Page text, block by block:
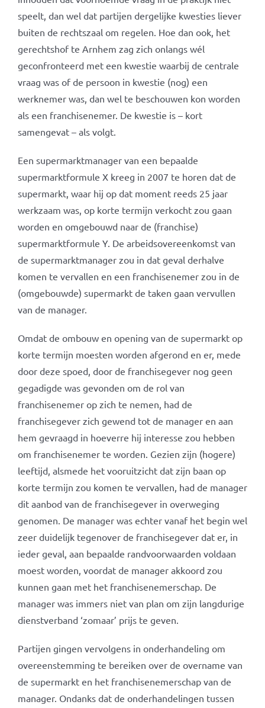
speelt, dan wel dat partijen dergelijke kwesties liever
buiten de rechtszaal om regelen. Hoe dan ook, het
gerechtshof te Arnhem zag zich onlangs wél
geconfronteerd met een kwestie waarbij de centrale
vraag was of de persoon in kwestie (nog) een
werknemer was, dan wel te beschouwen kon worden
als een franchisenemer. De kwestie is – kort
samengevat – als volgt.
Een supermarktmanager van een bepaalde
supermarktformule X kreeg in 2007 te horen dat de
supermarkt, waar hij op dat moment reeds 25 jaar
werkzaam was, op korte termijn verkocht zou gaan
worden en omgebouwd naar de (franchise)
supermarktformule Y. De arbeidsovereenkomst van
de supermarktmanager zou in dat geval derhalve
komen te vervallen en een franchisenemer zou in de
(omgebouwde) supermarkt de taken gaan vervullen
van de manager.
Omdat de ombouw en opening van de supermarkt op
korte termijn moesten worden afgerond en er, mede
door deze spoed, door de franchisegever nog geen
gegadigde was gevonden om de rol van
franchisenemer op zich te nemen, had de
franchisegever zich gewend tot de manager en aan
hem gevraagd in hoeverre hij interesse zou hebben
om franchisenemer te worden. Gezien zijn (hogere)
leeftijd, alsmede het vooruitzicht dat zijn baan op
korte termijn zou komen te vervallen, had de manager
dit aanbod van de franchisegever in overweging
genomen. De manager was echter vanaf het begin wel
zeer duidelijk tegenover de franchisegever dat er, in
ieder geval, aan bepaalde randvoorwaarden voldaan
moest worden, voordat de manager akkoord zou
kunnen gaan met het franchisenemerschap. De
manager was immers niet van plan om zijn langdurige
dienstverband ‘zomaar’ prijs te geven.
Partijen gingen vervolgens in onderhandeling om
overeenstemming te bereiken over de overname van
de supermarkt en het franchisenemerschap van de
manager. Ondanks dat de onderhandelingen tussen